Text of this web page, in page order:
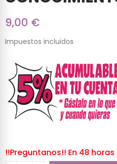
9,00 €
Impuestos incluidos
!!Preguntanos!! En 48